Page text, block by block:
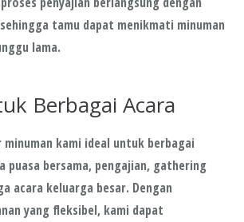
tamu dapat menikmati minuman
lama.
Berbagai Acara
minuman kami ideal untuk berbagai
puasa bersama, pengajian, gathering
acara keluarga besar. Dengan
yang fleksibel, kami dapat